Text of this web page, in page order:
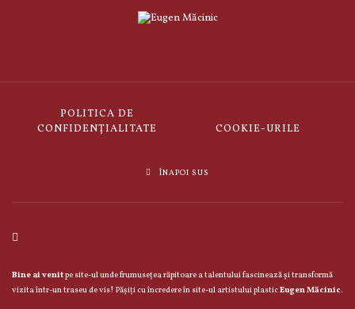
POLITICA DE
CONFIDENȚIALITATE
COOKIE-URILE
ÎNAPOI SUS
Bine ai venitpe site-ul unde frumusețea răpitoare a talentului fascinează și transformă
vizita într-un traseu de vis! Pășiți cu încredere în site-ul artistului plasticEugen Măcinic.